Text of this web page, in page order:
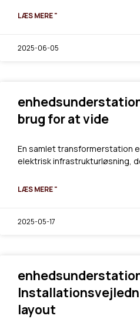
LÆS MERE "
2025-06-05
brug for at vide
En samlet transformerstation
elektrisk infrastrukturløsning,
LÆS MERE "
2025-05-17
layout